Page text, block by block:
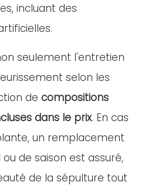
incluant des
seulement l'entretien
selon les
de compositions
dans le prix. En cas
un remplacement
de saison est assuré,
de la sépulture tout